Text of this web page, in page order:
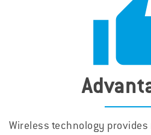
Wireless technology provides